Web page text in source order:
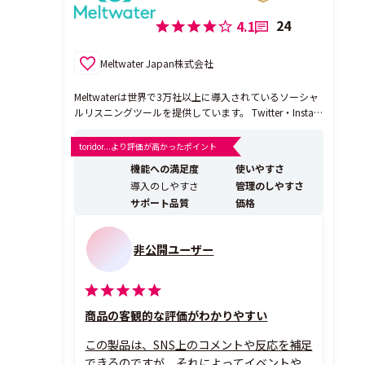
4.1 24
Meltwater Japan株式会社
Meltwaterは世界で3万社以上に導入されているソーシャ
ルリスニングツールを提供しています。 Twitter・Instagr
ング・分析・投稿管理はもちろん、TVやニュース、ブロ
グや紙媒体まで自社・競合・業界情報を幅広くモニタリ
toridor...より評価が高かったポイント
機能への満足度
使いやすさ
導入のしやすさ
管理のしやすさ
サポート品質
価格
非公開ユーザー
商品の客観的な評価がわかりやすい
この製品は、SNS上のコメントや反応を補足